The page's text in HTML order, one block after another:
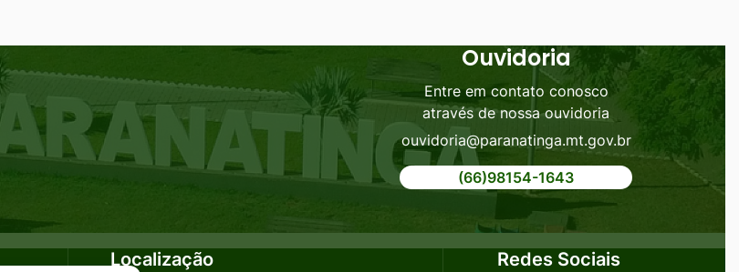
Ouvidoria
Entre em contato conosco
através de nossa ouvidoria
ouvidoria@paranatinga.mt.gov.br
(66)98154-1643
Localização Redes Sociais